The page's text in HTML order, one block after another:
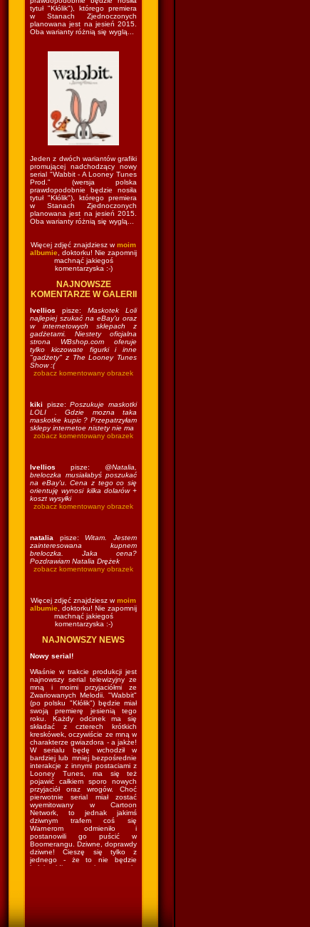
tytuł "Kłólik"), którego premiera
w Stanach Zjednoczonych
planowana jest na jesień 2015.
Oba warianty różnią się wyglą...
Jeden z dwóch wariantów grafiki
promującej nadchodzący nowy
serial "Wabbit - A Looney Tunes
Prod." (wersja polska
prawdopodobnie będzie nosiła
tytuł "Kłólik"), którego premiera
w Stanach Zjednoczonych
planowana jest na jesień 2015.
Oba warianty różnią się wyglą...
Więcej zdjęć znajdziesz wmoim
albumie , doktorku! Nie zapomnij
machnąć jakiegoś
komentarzyska :-)
NAJNOWSZE
KOMENTARZE W GALERII
Ivellios pisze: Maskotek Loli
najlepiej szukać na eBay'u oraz
w internetowych sklepach z
gadżetami. Niestety oficjalna
strona WBshop.com oferuje
tylko kiczowate figurki i inne
"gadżety" z The Looney Tunes
Show :(
zobacz komentowany obrazek
kiki pisze:Poszukuje maskotki
LOLI . Gdzie mozna taka
maskotke kupic ? Przepatrzyłam
sklepy internetoe nistety nie ma
zobacz komentowany obrazek
Ivellios pisze: @Natalia,
breloczka musiałabyś poszukać
na eBay'u. Cena z tego co się
orientuję wynosi kilka dolarów +
koszt wysyłki
zobacz komentowany obrazek
natalia pisze:Witam. Jestem
zainteresowana kupnem
breloczka. Jaka cena?
Pozdrawiam Natalia Drężek
zobacz komentowany obrazek
Więcej zdjęć znajdziesz wmoim
albumie , doktorku! Nie zapomnij
machnąć jakiegoś
komentarzyska :-)
NAJNOWSZY NEWS
Nowy serial!
Właśnie w trakcie produkcji jest
najnowszy serial telewizyjny ze
mną i moimi przyjaciółmi ze
Zwariowanych Melodii. "Wabbit"
(po polsku "Kłółik") będzie miał
swoją premierę jesienią tego
roku. Każdy odcinek ma się
składać z czterech krótkich
kreskówek, oczywiście ze mną w
charakterze gwiazdora - a jakże!
W serialu będę wchodził w
bardziej lub mniej bezpośrednie
interakcje z innymi postaciami z
Looney Tunes, ma się też
pojawić całkiem sporo nowych
przyjaciół oraz wrogów. Choć
pierwotnie serial miał zostać
wyemitowany w Cartoon
Network, to jednak jakimś
dziwnym trafem coś się
Warnerom odmieniło i
postanowili go puścić w
Boomerangu. Dziwne, doprawdy
dziwne! Cieszę się tylko z
jednego - że to nie będzie
kolejny idiotyczny sitcom w stylu